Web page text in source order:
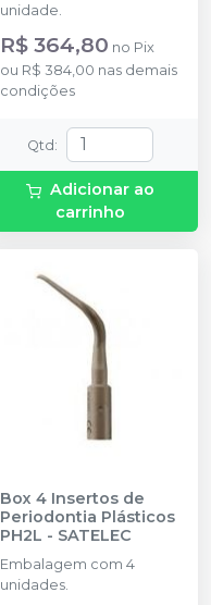
unidade.
R$ 364,80 no Pix
ou R$ 384,00 nas demais
condições
Qtd :
Adicionar ao
carrinho
Box 4 Insertos de
Periodontia Plásticos
PH2L - SATELEC
Embalagem com 4
unidades.